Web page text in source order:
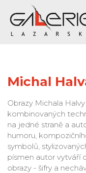
Michal
Obrazy Michala
kombinovaných
na jedné straně a
humoru,
symbolů,
písmen autor vytváří
obrazy - šifry a